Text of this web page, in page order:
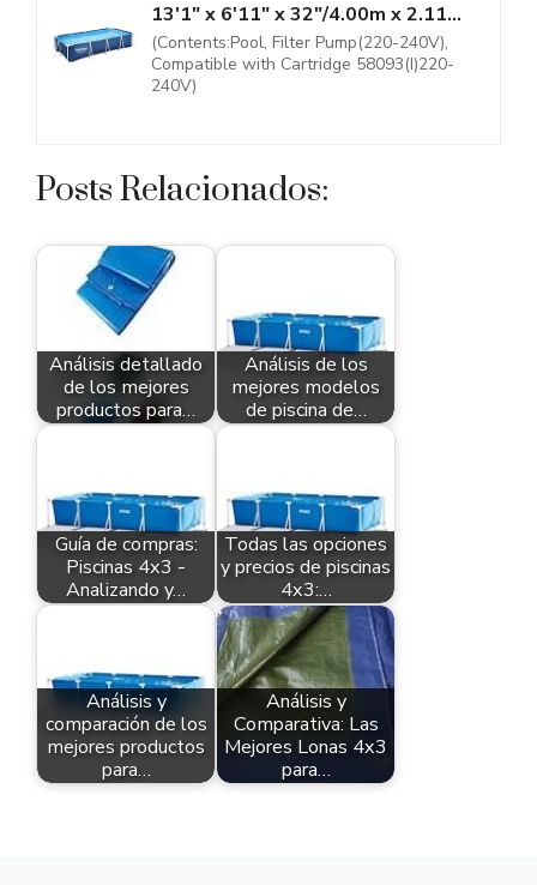
13'1" x 6'11" x 32"/4.00m x 2.11m x 81cm Pool Set
(Contents:Pool, Filter Pump(220-240V),
Compatible with Cartridge 58093(I)220-
240V)
Posts Relacionados:
Análisis detallado
de los mejores
productos para…
Análisis de los
mejores modelos
de piscina de…
Guía de compras:
Piscinas 4x3 -
Analizando y…
Todas las opciones
y precios de piscinas
4x3:…
Análisis y
comparación de los
mejores productos
para…
Análisis y
Comparativa: Las
Mejores Lonas 4x3
para…